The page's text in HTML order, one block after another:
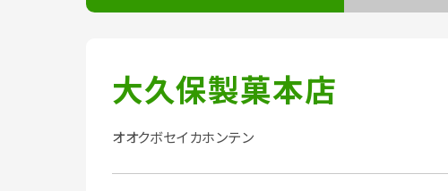
大久保製菓本店
オオクボセイカホンテン